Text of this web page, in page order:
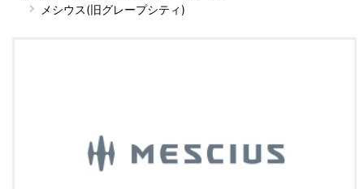
メシウス(旧グレープシティ)